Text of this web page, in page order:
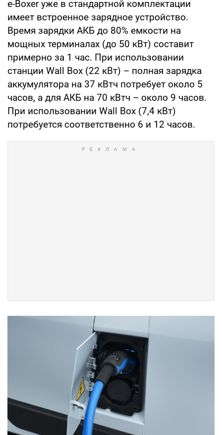
e-Boxer уже в стандартной комплектации
имеет встроенное зарядное устройство.
Время зарядки АКБ до 80% емкости на
мощных терминалах (до 50 кВт) составит
примерно за 1 час. При использовании
станции Wall Box (22 кВт) – полная зарядка
аккумулятора на 37 кВтч потребует около 5
часов, а для АКБ на 70 кВтч – около 9 часов.
При использовании Wall Box (7,4 кВт)
потребуется соответственно 6 и 12 часов.